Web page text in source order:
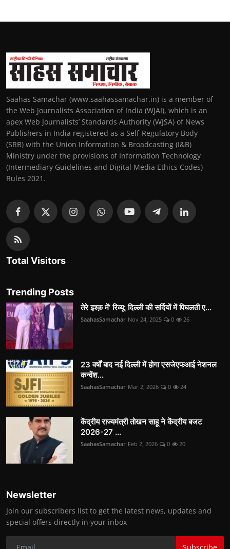
Saahas Samachar (www.saahassamachar.in) is a member of
the Web Journalists Association of India (WJAI), which is an
apex Web Journalists’ Standards Authority (WJSA) of News
Publishers in India registered as a Self-Regulatory Body
(SRB) with the Union Information & Broadcasting (I&B)
Ministry under the provisions of Information Technology
(Intermediary Guidelines and Digital Media Ethics Codes)
Rules 2021.
Total Visitors
Trending Posts
तेरे इश्क़ में’ रिव्यू: दिल्ली की सर्दियों में पिघलती ए...
SaahasSamachar Nov 24, 2025 0 26
23 वर्षों बाद नई दिल्ली में होगा एसजेएफआई नेशनल
कन्वेंश...
SaahasSamachar Mar 2, 2026 0 24
केंद्रीय राज्यमंत्री तोखन साहू ने केंद्रीय बजट
2026-27 ...
SaahasSamachar Feb 2, 2026 0 20
Newsletter
Join our subscribers list to get the latest news, updates and
special offers directly in your inbox